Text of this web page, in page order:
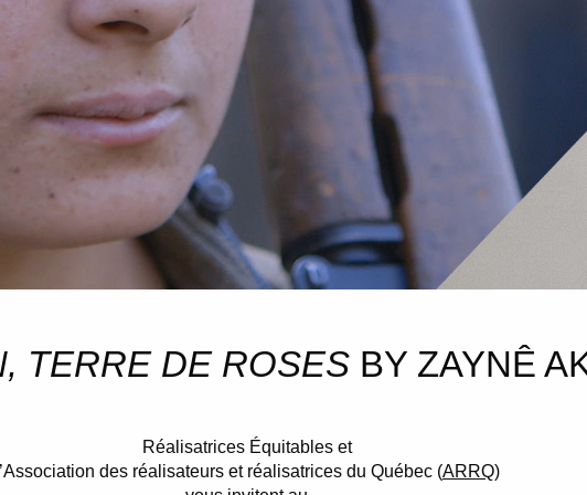
TERRE DE ROSES BY ZAYNÊ
Réalisatrices Équitables et
des réalisateurs et réalisatrices du Québec (ARRQ)